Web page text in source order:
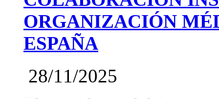
ORGANIZACIÓN
ESPAÑA
28/11/2025